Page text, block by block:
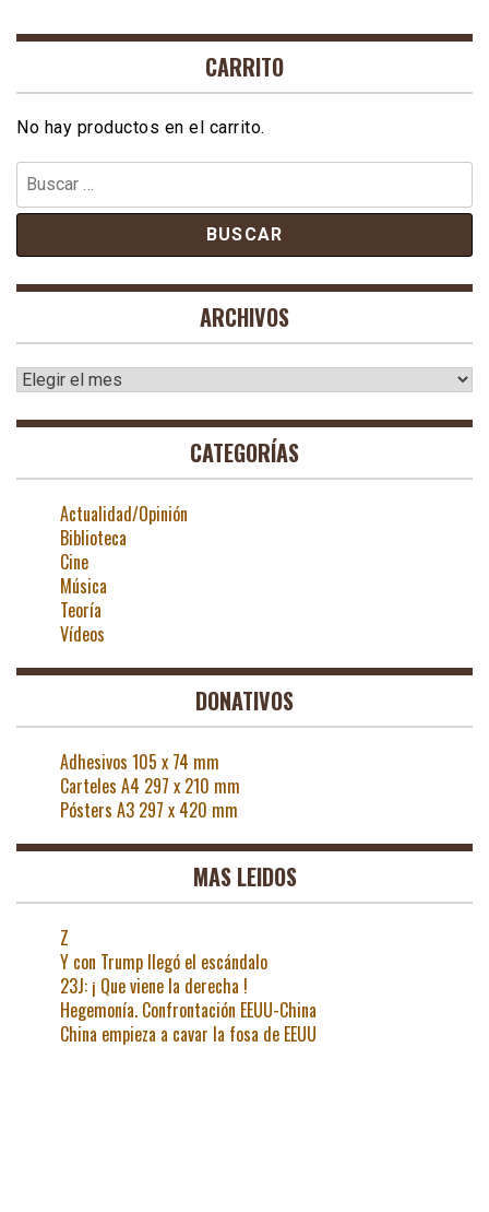
CARRITO
No hay productos en el carrito.
Buscar:
ARCHIVOS
Archivos
CATEGORÍAS
Actualidad/Opinión
Biblioteca
Cine
Música
Teoría
Vídeos
DONATIVOS
Adhesivos 105 x 74 mm
Carteles A4 297 x 210 mm
Pósters A3 297 x 420 mm
MAS LEIDOS
Z
Y con Trump llegó el escándalo
23J: ¡ Que viene la derecha !
Hegemonía. Confrontación EEUU-China
China empieza a cavar la fosa de EEUU